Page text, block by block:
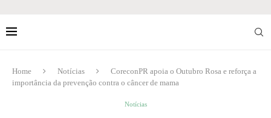
Home Notícias
CoreconPR apoia o Outubro Rosa e reforça a
importância da prevenção contra o câncer de mama
Notícias